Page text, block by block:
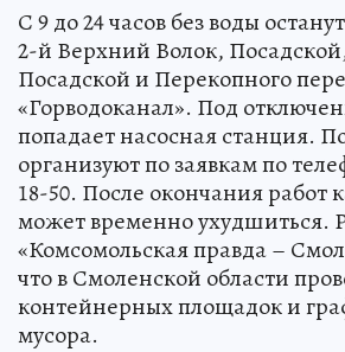
С 9 до 24 часов без воды
2-й Верхний Волок,
Посадской и Перекопного
«Горводоканал». Под
попадает насосная станция.
организуют по заявкам по
18-50. После окончания работ
может временно ухудшиться.
«Комсомольская правда –
что в Смоленской области
контейнерных площадок и
мусора.